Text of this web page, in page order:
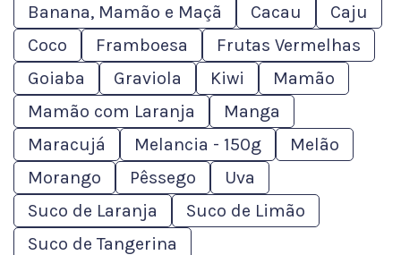
Banana, Mamão e Maçã
Cacau
Caju
Coco
Framboesa
Frutas Vermelhas
Goiaba
Graviola Kiwi
Mamão
Mamão com Laranja
Manga
Maracujá
Melancia - 150g
Melão
Morango
Pêssego
Uva
Suco de Laranja
Suco de Limão
Suco de Tangerina